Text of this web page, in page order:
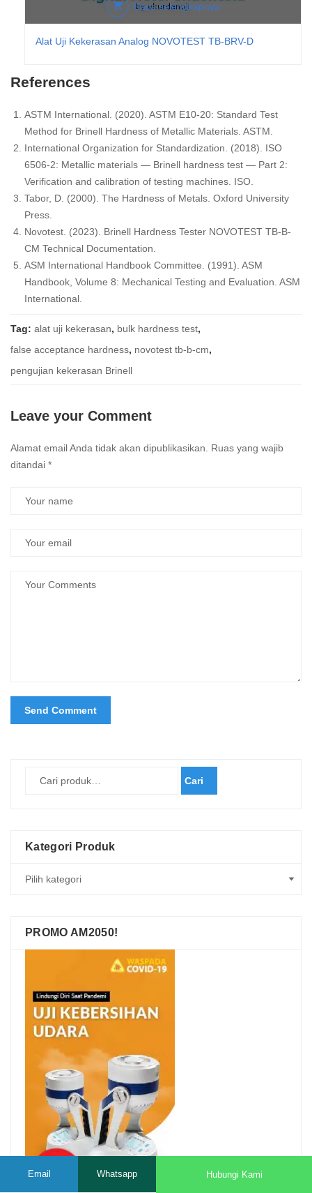
Baca selengkapnya
Alat Uji Kekerasan Analog NOVOTEST TB-BRV-D
References
ASTM International. (2020). ASTM E10-20: Standard Test
Method for Brinell Hardness of Metallic Materials. ASTM.
International Organization for Standardization. (2018). ISO
6506-2: Metallic materials — Brinell hardness test — Part 2:
Verification and calibration of testing machines. ISO.
Tabor, D. (2000). The Hardness of Metals. Oxford University
Press.
Novotest. (2023). Brinell Hardness Tester NOVOTEST TB-B-
CM Technical Documentation.
ASM International Handbook Committee. (1991). ASM
Handbook, Volume 8: Mechanical Testing and Evaluation. ASM
International.
Tag: alat uji kekerasan, bulk hardness test,
false acceptance hardness, novotest tb-b-cm,
pengujian kekerasan Brinell
Leave your Comment
Alamat email Anda tidak akan dipublikasikan.
Ruas yang wajib
ditandai *
Cari
Kategori Produk
PROMO AM2050!
Email Whatsapp Hubungi Kami